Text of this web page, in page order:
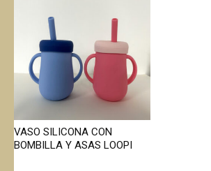
VASO SILICONA CON
BOMBILLA Y ASAS LOOPI